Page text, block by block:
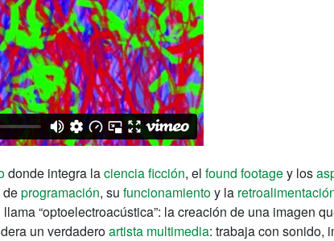
donde integra laciencia ficción, el found footagey los
deprogramación, su funcionamientoy la
“optoelectroacústica”: la creación de una imagen
un verdaderoartista multimedia: trabaja con sonido,